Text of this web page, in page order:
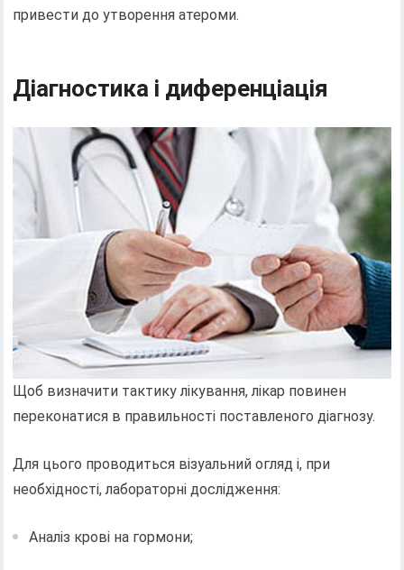
привести до утворення атероми.
Діагностика і диференціація
Щоб визначити тактику лікування, лікар повинен
переконатися в правильності поставленого діагнозу.
Для цього проводиться візуальний огляд і, при
необхідності, лабораторні дослідження:
Аналіз крові на гормони;